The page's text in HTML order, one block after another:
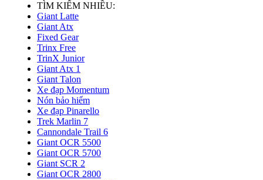
TÌM KIẾM NHIỀU:
Giant Latte
Giant Atx
Fixed Gear
Trinx Free
TrinX Junior
Giant Atx 1
Giant Talon
Xe đạp Momentum
Nón bảo hiểm
Xe đạp Pinarello
Trek Marlin 7
Cannondale Trail 6
Giant OCR 5500
Giant OCR 5700
Giant SCR 2
Giant OCR 2800